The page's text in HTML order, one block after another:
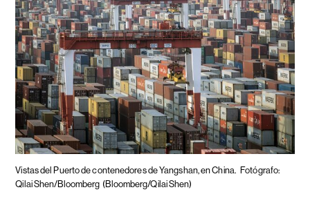
Vistas del Puerto de contenedores de Yangshan, en China. Fotógrafo:
Qilai Shen/Bloomberg (Bloomberg/Qilai Shen)